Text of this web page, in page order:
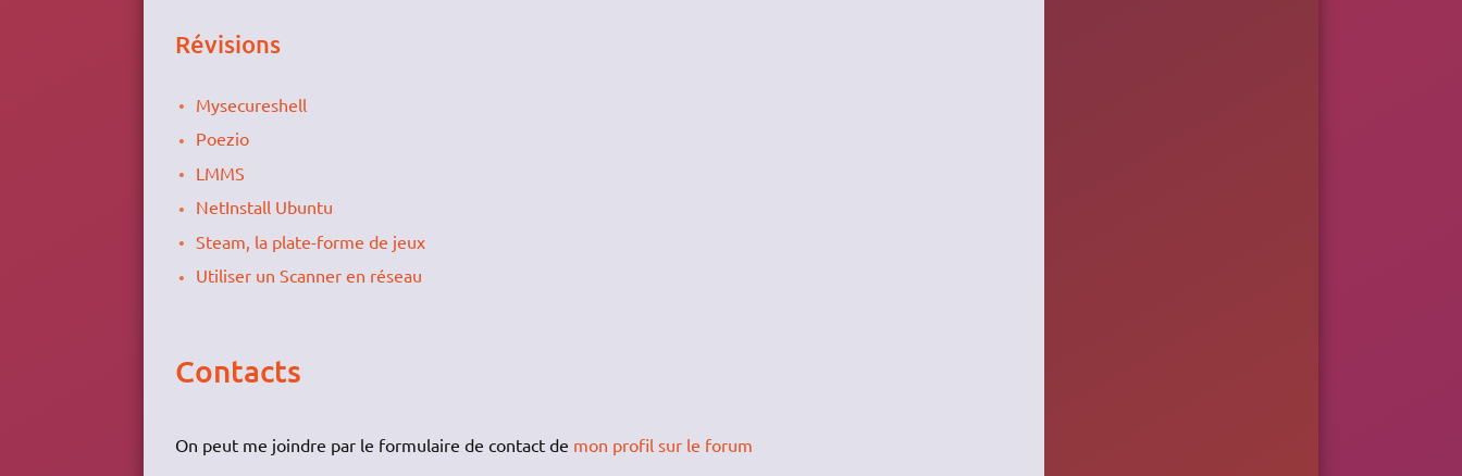
Révisions
Mysecureshell
Poezio
LMMS
NetInstall Ubuntu
Steam, la plate-forme de jeux
Utiliser un Scanner en réseau
Contacts
On peut me joindre par le formulaire de contact de mon profil sur le forum